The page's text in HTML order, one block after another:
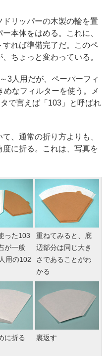
リッパーの木製の輪を置
本体をはめる。これに、
れば準備完了だ。このペ
ちょっと変わっている。
3人用だが、ペーパーフィ
めなフィルターを使う。メ
で言えば「103」と呼ばれ
、通常の折り方よりも、
に折る。これは、写真を
った103
が一般
用の102
重ねてみると、底
辺部分は同じ大き
さであることがわ
かる
に折る 裏返す